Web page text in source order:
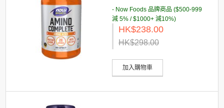
- Now Foods 品牌商品 ($500-999
減 5% / $1000+ 減10%)
HK$238.00
HK$298.00
加入購物車